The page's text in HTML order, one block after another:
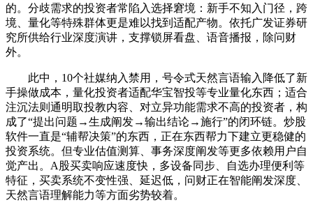
的。分歧需求的投资者常陷入选择窘境：新手不知入门径，跨
境、量化等特殊群体更是难以找到适配产物。依托广发证券研
究所供给行业深度演讲，支撑锁屏看盘、语音播报，除问财
外。
此中，10个社媒纳入禁用，号令式天然言语输入降低了新
手操做成本，量化投资者适配华宝智投等专业量化东西；适合
注沉法则通明取投教内容、对立异功能需求不高的投资者，构
成了“提出问题→生成阐发→输出结论→施行”的闭环链。炒股
软件一直是“辅帮决策”的东西，正在东西帮力下建立更稳健的
投资系统。但专业估值测算、事务深度阐发等更多依赖用户自
觉产出。A股买卖响应速度快，多设备同步、自选办理便利等
特征，买卖系统不变性强、延迟低，问财正在智能阐发深度、
天然言语理解能力等方面劣势较着。